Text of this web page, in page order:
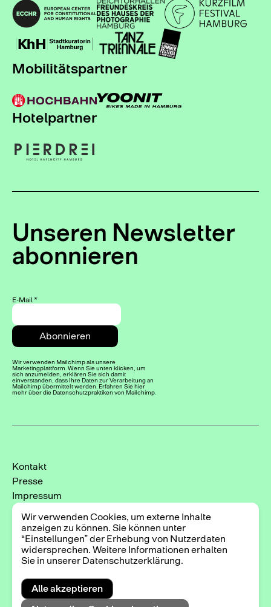
Mobilitätspartner
Hotelpartner
Unseren Newsletter
abonnieren
E-Mail*
Wir verwenden Mailchimp als unsere
Marketingplattform. Wenn Sie unten klicken, um
sich anzumelden, erklären Sie sich damit
einverstanden, dass Ihre Daten zur Verarbeitung an
Mailchimp übermittelt werden. Erfahren Sie hier
mehr über die Datenschutzpraktiken von Mailchimp.
Kontakt
Presse
Impressum
Datenschutzerklärung
Cookie-Einstellungen
Instagram
Facebook
2025 © Triennale der Photographie Hamburg
Wir verwenden Cookies, um externe Inhalte
anzeigen zu können. Sie können unter
“Einstellungen” der Erhebung von Nutzerdaten
widersprechen. Weitere Informationen erhalten
Sie in unserer Datenschutzerklärung.
Alle akzeptieren